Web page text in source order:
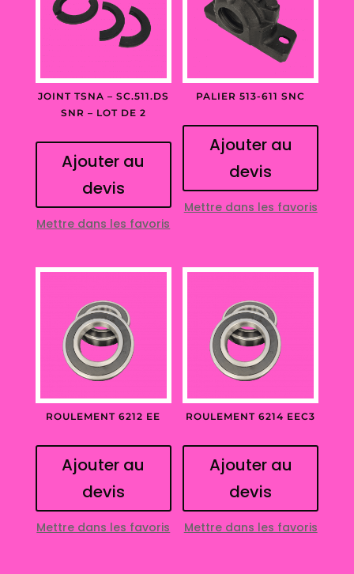
JOINT TSNA – SC.511.DS
SNR – LOT DE 2
Ajouter au
devis
Mettre dans les favoris
PALIER 513-611 SNC
Ajouter au
devis
Mettre dans les favoris
ROULEMENT 6212 EE
Ajouter au
devis
Mettre dans les favoris
ROULEMENT 6214 EEC3
Ajouter au
devis
Mettre dans les favoris